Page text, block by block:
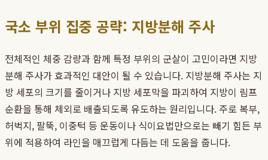
국소 부위 집중 공략: 지방분해 주사
전체적인 체중 감량과 함께 특정 부위의 군살이 고민이라면 지방
분해 주사가 효과적인 대안이 될 수 있습니다. 지방분해 주사는 지
방 세포의 크기를 줄이거나 지방 세포막을 파괴하여 지방이 림프
순환을 통해 체외로 배출되도록 유도하는 원리입니다. 주로 복부,
허벅지, 팔뚝, 이중턱 등 운동이나 식이요법만으로는 빼기 힘든 부
위에 적용하여 라인을 매끄럽게 다듬는 데 도움을 줍니다.